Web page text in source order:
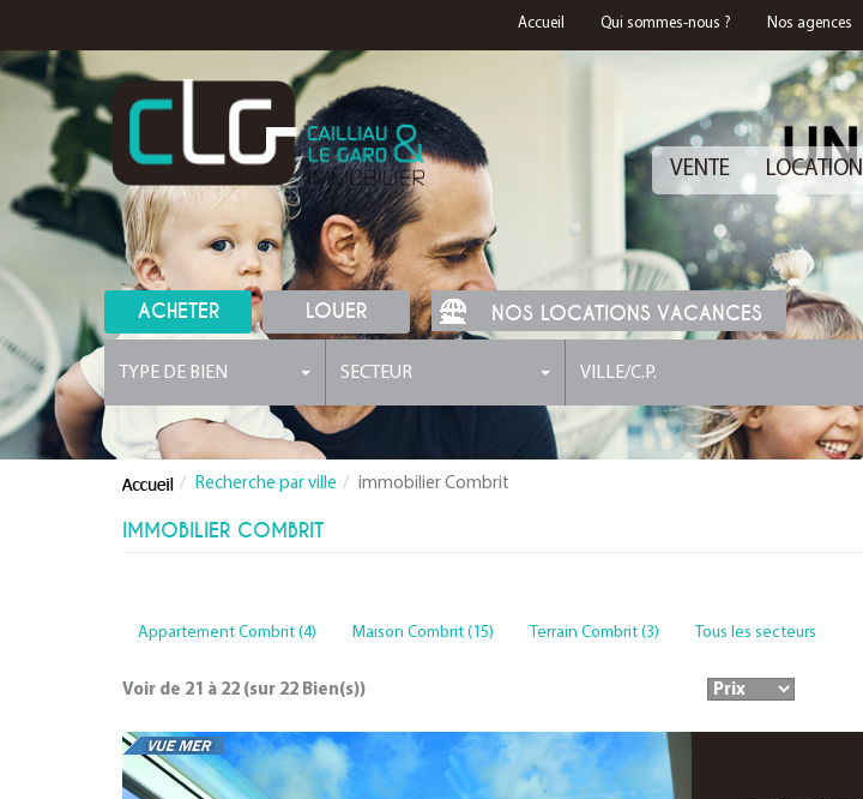
Accueil Qui sommes-nous ? Nos agences
VENTE LOCATION
ACHETER LOUER NOS LOCATIONS VACANCES
TYPE DE BIEN SECTEUR VILLE/C.P.
Recherche par ville immobilier Combrit
IMMOBILIER COMBRIT
Appartement Combrit (4) Maison Combrit (15) Terrain Combrit (3) Tous les secteurs
Voir de 21 à 22 (sur 22 Bien(s))